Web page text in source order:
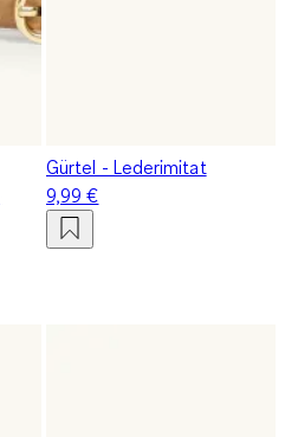
Gürtel - Lederimitat
9,99 €